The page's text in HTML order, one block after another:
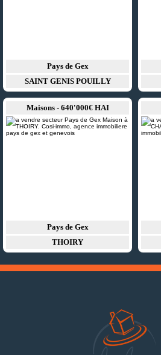
Pays de Gex
SAINT GENIS POUILLY
Maisons - 640'000€ HAI
Pays de Gex
THOIRY